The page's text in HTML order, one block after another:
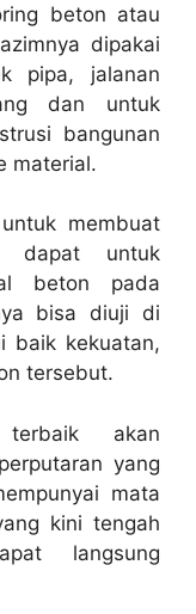
beton atau
dipakai
pipa, jalanan
dan untuk
bangunan
material.
membuat
dapat untuk
beton pada
bisa diuji di
baik kekuatan,
tersebut.
akan
yang
mata
kini tengah
langsung